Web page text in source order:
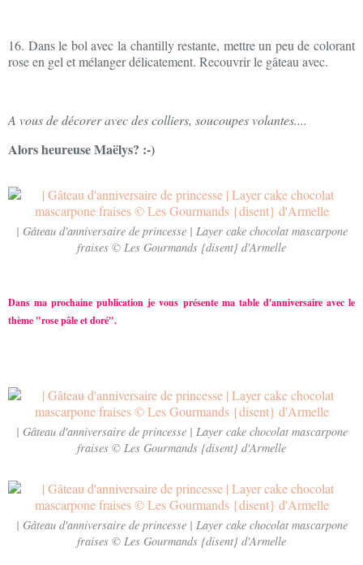
16. Dans le bol avec la chantilly restante, mettre un peu de colorant
rose en gel et mélanger délicatement. Recouvrir le gâteau avec.
A vous de décorer avec des colliers, soucoupes volantes....
Alors heureuse Maëlys? :-)
| Gâteau d'anniversaire de princesse | Layer cake chocolat mascarpone
fraises © Les Gourmands {disent} d'Armelle
Dans ma prochaine publication je vous présente ma table d'anniversaire avec le
thème "rose pâle et doré".
| Gâteau d'anniversaire de princesse | Layer cake chocolat mascarpone
fraises © Les Gourmands {disent} d'Armelle
| Gâteau d'anniversaire de princesse | Layer cake chocolat mascarpone
fraises © Les Gourmands {disent} d'Armelle